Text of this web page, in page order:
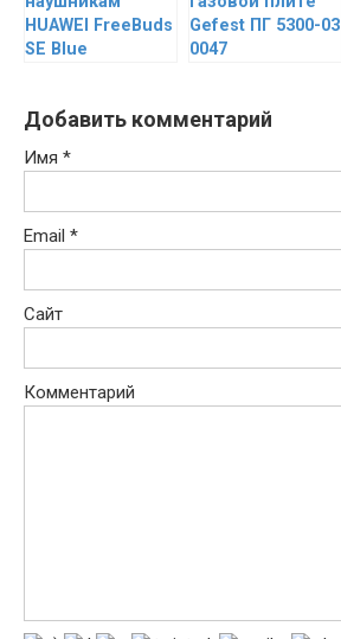
HUAWEI FreeBuds
SE Blue
Gefest ПГ 5300-03
0047
Добавить комментарий
Имя *
Email *
Сайт
Комментарий